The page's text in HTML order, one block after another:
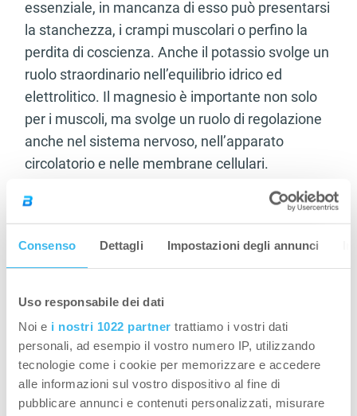
Consenso Dettagli Impostazioni degli annunci
Uso responsabile dei dati
Noi e i nostri 1022 partner trattiamo i vostri dati
personali, ad esempio il vostro numero IP, utilizzando
tecnologie come i cookie per memorizzare e accedere
alle informazioni sul vostro dispositivo al fine di
pubblicare annunci e contenuti personalizzati, misurare
essenziale, in mancanza di esso può presentarsi
la stanchezza, i crampi muscolari o perfino la
perdita di coscienza. Anche il potassio svolge un
ruolo straordinario nell’equilibrio idrico ed
elettrolitico. Il magnesio è importante non solo
per i muscoli, ma svolge un ruolo di regolazione
anche nel sistema nervoso, nell’apparato
circolatorio e nelle membrane cellulari.
possiamo
reintegrare sia i carboidrati che gli elettroliti. Anche
la capsula
MultiSalt
è un’ottima scelta per
In caso di lunga ed intensiva preparazione si
verifica un fabbisogno accentuato di ferro e di
vitamina C . Il ferro svolge un ruolo nella
formazione di proteine che trasportano
l’ossigeno (emoglobina, mioglobina) e degli